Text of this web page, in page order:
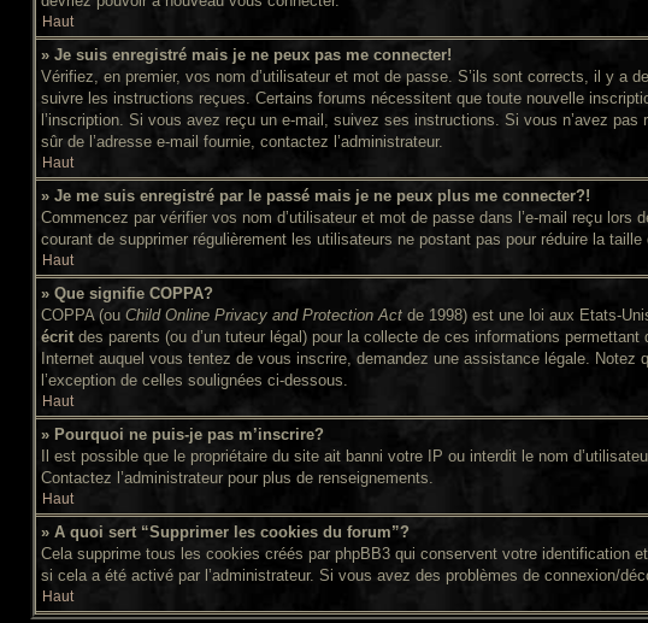
Haut
» Je suis enregistré mais je ne peux pas me connecter!
Vérifiez, en premier, vos nom d’utilisateur et mot de passe. S’ils sont corrects, il y a
suivre les instructions reçues. Certains forums nécessitent que toute nouvelle
l’inscription. Si vous avez reçu un e-mail, suivez ses instructions. Si vous n’avez
sûr de l’adresse e-mail fournie, contactez l’administrateur.
Haut
» Je me suis enregistré par le passé mais je ne peux plus me connecter?!
Commencez par vérifier vos nom d’utilisateur et mot de passe dans l’e-mail reçu
courant de supprimer régulièrement les utilisateurs ne postant pas pour réduire la
Haut
» Que signifie COPPA?
COPPA (ou Child Online Privacy and Protection Act de 1998) est une loi aux Etats-
écrit des parents (ou d’un tuteur légal) pour la collecte de ces informations
Internet auquel vous tentez de vous inscrire, demandez une assistance légale.
l’exception de celles soulignées ci-dessous.
Haut
» Pourquoi ne puis-je pas m’inscrire?
Il est possible que le propriétaire du site ait banni votre IP ou interdit le nom
Contactez l’administrateur pour plus de renseignements.
Haut
» A quoi sert “Supprimer les cookies du forum”?
Cela supprime tous les cookies créés par phpBB3 qui conservent votre identification
si cela a été activé par l’administrateur. Si vous avez des problèmes de connexion/
Haut